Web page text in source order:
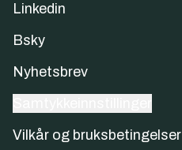
Linkedin
Bsky
Nyhetsbrev
Vilkår og bruksbetingelser